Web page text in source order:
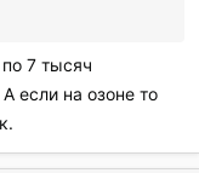
7 тысяч
если на озоне то